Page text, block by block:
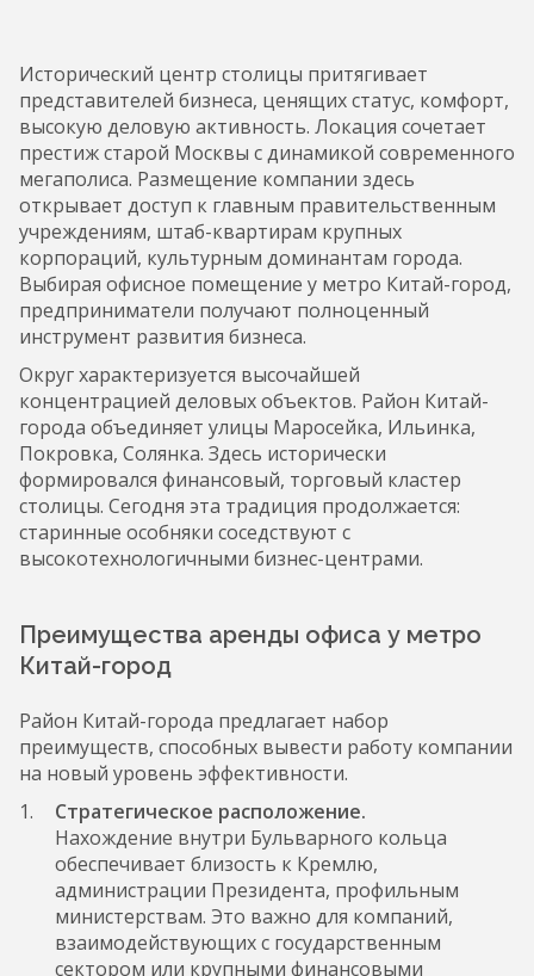
Исторический центр столицы притягивает
представителей бизнеса, ценящих статус, комфорт,
высокую деловую активность. Локация сочетает
престиж старой Москвы с динамикой современного
мегаполиса. Размещение компании здесь
открывает доступ к главным правительственным
учреждениям, штаб-квартирам крупных
корпораций, культурным доминантам города.
Выбирая офисное помещение у метро Китай-город,
предприниматели получают полноценный
инструмент развития бизнеса.
Округ характеризуется высочайшей
концентрацией деловых объектов. Район Китай-
города объединяет улицы Маросейка, Ильинка,
Покровка, Солянка. Здесь исторически
формировался финансовый, торговый кластер
столицы. Сегодня эта традиция продолжается:
старинные особняки соседствуют с
высокотехнологичными бизнес-центрами.
Преимущества аренды офиса у метро
Китай-город
Район Китай-города предлагает набор
преимуществ, способных вывести работу компании
на новый уровень эффективности.
Стратегическое расположение.
Нахождение внутри Бульварного кольца
обеспечивает близость к Кремлю,
администрации Президента, профильным
министерствам. Это важно для компаний,
взаимодействующих с государственным
сектором или крупными финансовыми